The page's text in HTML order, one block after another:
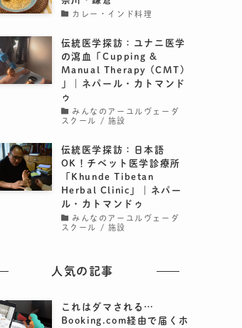
カレー・インド料理
伝統医学探訪：ユナニ医学
の瀉血「Cupping &
Manual Therapy (CMT)
」｜ネパール・カトマンド
ゥ
みんなのアーユルヴェーダ
スクール / 施設
伝統医学探訪：日本語
OK！チベット医学診療所
「Khunde Tibetan
Herbal Clinic」｜ネパー
ル・カトマンドゥ
みんなのアーユルヴェーダ
スクール / 施設
人気の記事
これはダマされる…
Booking.com経由で届くホ